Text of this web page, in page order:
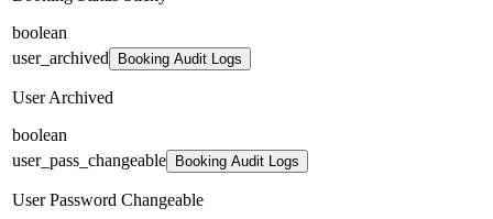
boolean
user_archived
Booking Audit Logs
User Archived
boolean
user_pass_changeable
Booking Audit Logs
User Password Changeable